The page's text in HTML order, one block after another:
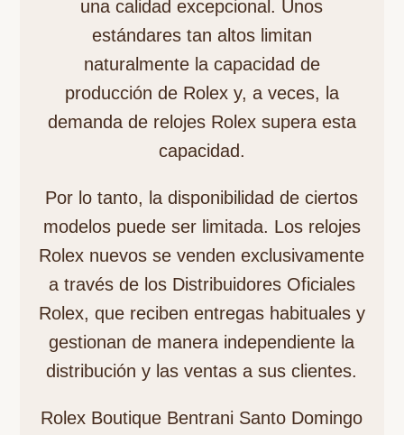
una calidad excepcional. Unos
estándares tan altos limitan
naturalmente la capacidad de
producción de Rolex y, a veces, la
demanda de relojes Rolex supera esta
capacidad.
Por lo tanto, la disponibilidad de ciertos
modelos puede ser limitada. Los relojes
Rolex nuevos se venden exclusivamente
a través de los Distribuidores Oficiales
Rolex, que reciben entregas habituales y
gestionan de manera independiente la
distribución y las ventas a sus clientes.
Rolex Boutique Bentrani Santo Domingo